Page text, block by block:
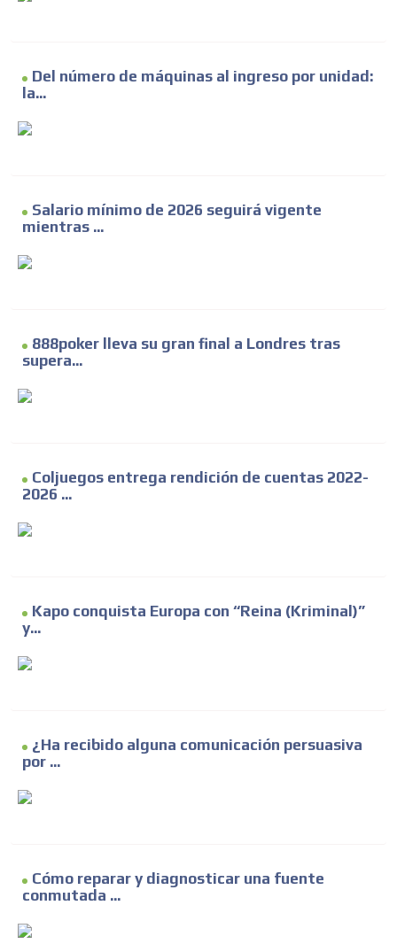
Del número de máquinas al ingreso por unidad:
la...
Salario mínimo de 2026 seguirá vigente
mientras ...
888poker lleva su gran final a Londres tras
supera...
Coljuegos entrega rendición de cuentas 2022-
2026 ...
Kapo conquista Europa con “Reina (Kriminal)”
y...
¿Ha recibido alguna comunicación persuasiva
por ...
Cómo reparar y diagnosticar una fuente
conmutada ...